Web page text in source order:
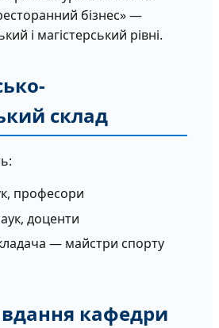
бізнес» —
і магістерський рівні.
склад
професори
доценти
— майстри спорту
кафедри